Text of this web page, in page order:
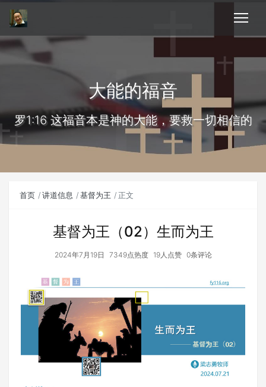
大能的福音
罗1:16 这福音本是神的大能，要救一切相信的
首页 讲道信息 基督为王 正文
基督为王（02）生而为王
2024年7月19日 7349点热度 19人点赞 0条评论